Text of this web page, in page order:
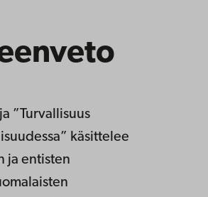
”Turvallisuus
käsittelee
ja entisten